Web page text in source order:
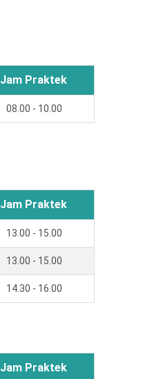
Jam Praktek
08.00 - 10.00
Jam Praktek
13.00 - 15.00
13.00 - 15.00
14.30 - 16.00
Jam Praktek